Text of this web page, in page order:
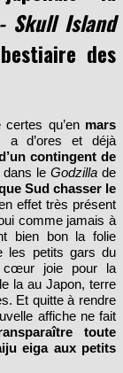
Skull Island
des
qu’en mars
a d’ores et déjà
contingent de
dans le Godzilla de
Sud chasser le
effet très présent
comme jamais à
bien bon la folie
les petits gars du
cœur joie pour la
la au Japon, terre
Et quitte à rendre
affiche ne fait
toute
eiga aux petits